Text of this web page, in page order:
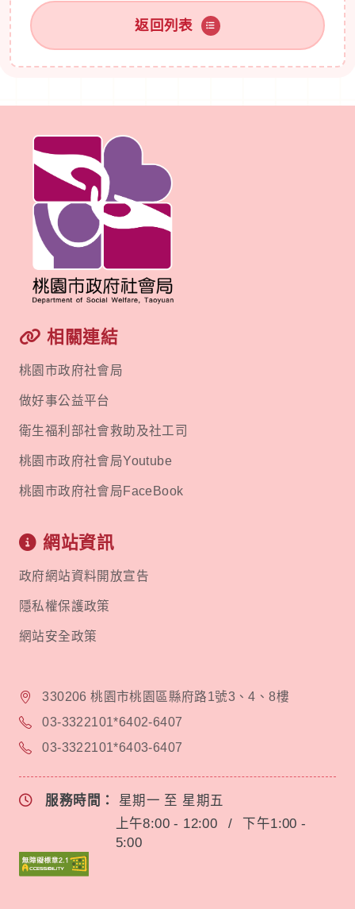
返回列表
相關連結
桃園市政府社會局
做好事公益平台
衛生福利部社會救助及社工司
桃園市政府社會局Youtube
桃園市政府社會局FaceBook
網站資訊
政府網站資料開放宣告
隱私權保護政策
網站安全政策
330206 桃園市桃園區縣府路1號3、4、8樓
03-3322101*6402-6407
03-3322101*6403-6407
服務時間： 星期一 至 星期五
上午8:00 - 12:00
/
下午1:00 -
5:00